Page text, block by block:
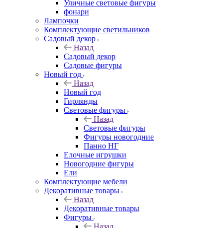
Уличные световые фигуры
фонари
Лампочки
Комплектующие светильников
Садовый декор
Назад
Садовый декор
Садовые фигуры
Новый год
Назад
Новый год
Гирлянды
Световые фигуры
Назад
Световые фигуры
Фигуры новогодние
Панно НГ
Елочные игрушки
Новогодние фигуры
Ели
Комплектующие мебели
Декоративные товары
Назад
Декоративные товары
Фигуры
Назад